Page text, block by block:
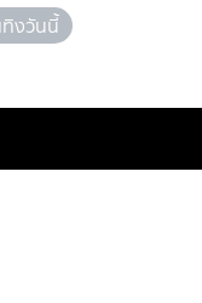
ทิงวันนี้